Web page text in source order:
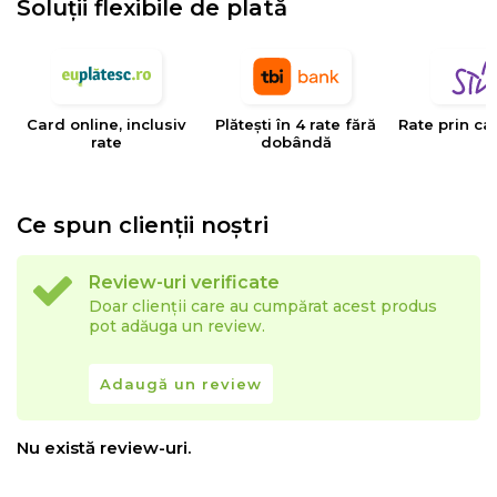
tesaturilor decorative, tapiteriilor si huselor pentru
mobilier. Creativitatea, designul, inovatia si calitatea
sunt valorile care determina stilul si traiectoria Eysa inca
Soluții flexibile de plată
Card online, inclusiv
rate
Plătești în 4 rate fără
dobândă
Rate prin
Ce spun clienții noștri
Review-uri verificate
Doar clienții care au cumpărat acest produs
pot adăuga un review.
Adaugă un review
Nu există review-uri.